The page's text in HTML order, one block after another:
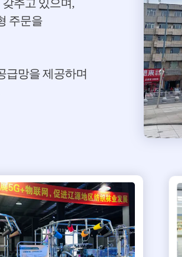
갖추고 있으며,
주문을
급망을 제공하며